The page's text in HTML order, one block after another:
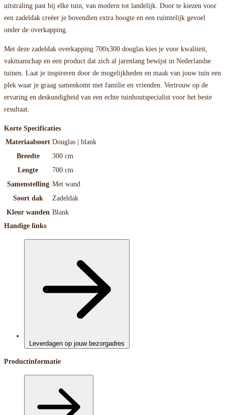
uitstraling past bij elke tuin, van modern tot landelijk. Door te kiezen voor
een zadeldak creëer je bovendien extra hoogte en een ruimtelijk gevoel
onder de overkapping.
Met deze zadeldak overkapping 700x300 douglas kies je voor kwaliteit,
vakmanschap en een product dat zich al jarenlang bewijst in Nederlandse
tuinen. Laat je inspireren door de mogelijkheden en maak van jouw tuin een
plek waar je graag samenkomt met familie en vrienden. Vertrouw op de
ervaring en deskundigheid van een echte tuinhoutspecialist voor het beste
resultaat.
Korte Specificaties
Materiaalsoort Douglas | blank
Breedte
300 cm
Lengte
700 cm
Samenstelling Met wand
Soort dak
Zadeldak
Kleur wanden Blank
Handige links
Leverdagen op jouw bezorgadres
Productinformatie